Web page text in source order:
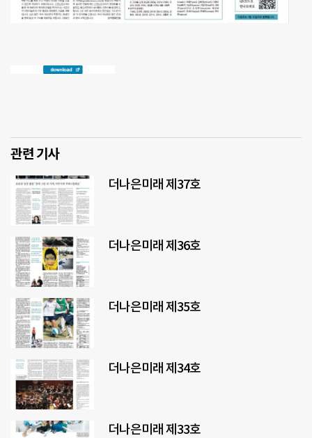
관련 기사
더나은미래 제37호
더나은미래 제36호
더나은미래 제35호
더나은미래 제34호
더나은미래 제33호